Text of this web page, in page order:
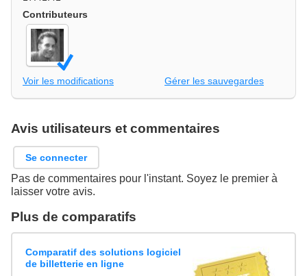
Contributeurs
Voir les modifications Gérer les sauvegardes
Avis utilisateurs et commentaires
Se connecter
Pas de commentaires pour l'instant. Soyez le premier à
laisser votre avis.
Plus de comparatifs
Comparatif des solutions logiciel
de billetterie en ligne